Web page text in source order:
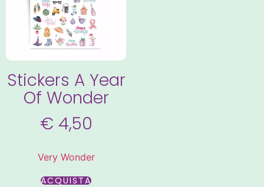
Stickers A Year
Of Wonder
€ 4,50
Very Wonder
ACQUISTA